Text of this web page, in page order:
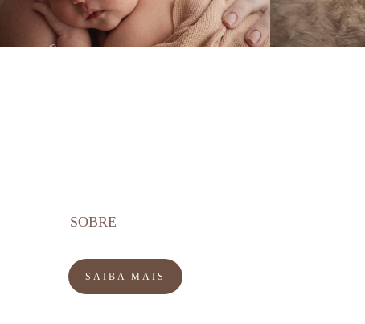
SOBRE
SAIBA MAIS